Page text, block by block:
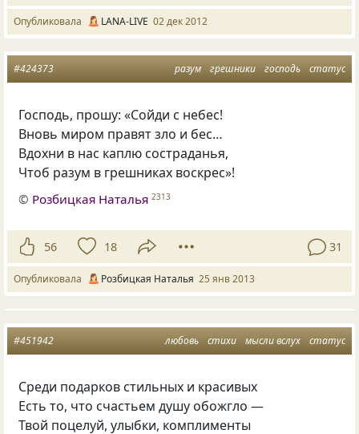
Опубликовала LANA-LIVE 02 дек 2012
разум грешники господь статус
#424373
Господь, прошу: «Сойди с небес!
Вновь миром правят зло и бес…
Вдохни в нас каплю состраданья,
Чтоб разум в грешниках воскрес»!
© Розбицкая Наталья 2313
56 18 31
Опубликовала Розбицкая Наталья 25 янв 2013
любовь стихи мысли вслух статус
#451942
Среди подарков стильных и красивых
Есть то, что счастьем душу обожгло —
Твой поцелуй, улыбки, комплименты